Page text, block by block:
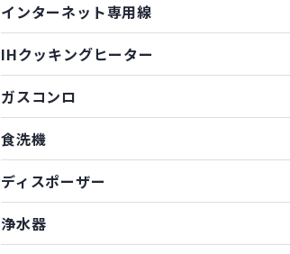
インターネット専用線
IHクッキングヒーター
ガスコンロ
食洗機
ディスポーザー
浄水器